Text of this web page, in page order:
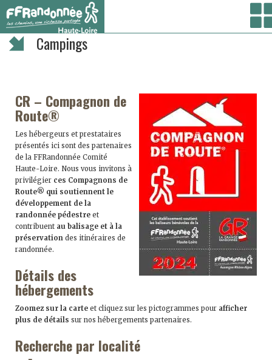
Vous êtes ici :Accueil/Organiser
Campings
CR – Compagnon de
Route®
Les hébergeurs et prestataires
présentés ici sont des partenaires
de la FFRandonnée Comité
Haute-Loire. Nous vous invitons à
privilégier ces Compagnons de
Route® qui soutiennent le
développement de la
randonnée pédestre et
contribuent au balisage et à la
préservation des itinéraires de
randonnée.
Détails des
hébergements
Zoomez sur la carte et cliquez sur les pictogrammes pour afficher
plus de détails sur nos hébergements partenaires.
Recherche par localité